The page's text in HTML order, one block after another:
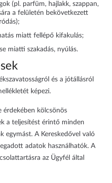
(pl. parfüm, hajlakk, szappan,
a felületén bekövetkezett
miatt fellépő kifakulás;
miatti szakadás, nyúlás.
és a jótállásról
képezi.
érdekében kölcsönös
a teljesítést érintő minden
egymást. A Kereskedővel való
adatok használhatók. A
az Ügyfél által